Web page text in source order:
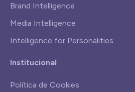
Brand Intelligence
Media Intelligence
Intelligence for Personalities
Institucional
Política de Cookies